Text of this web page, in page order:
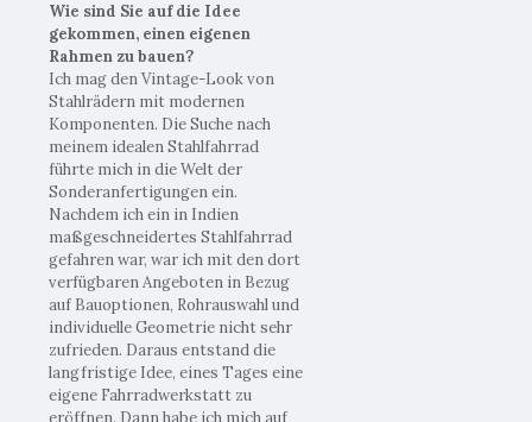
Wie sind Sie auf die Idee
gekommen, einen eigenen
Rahmen zu bauen?
Ich mag den Vintage-Look von
Stahlrädern mit modernen
Komponenten. Die Suche nach
meinem idealen Stahlfahrrad
führte mich in die Welt der
Sonderanfertigungen ein.
Nachdem ich ein in Indien
maßgeschneidertes Stahlfahrrad
gefahren war, war ich mit den dort
verfügbaren Angeboten in Bezug
auf Bauoptionen, Rohrauswahl und
individuelle Geometrie nicht sehr
zufrieden. Daraus entstand die
langfristige Idee, eines Tages eine
eigene Fahrradwerkstatt zu